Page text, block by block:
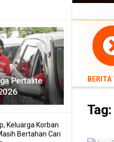
Pertalite
Keluarga Korban
Bertahan Cari
BERITA
BERITA
Tag: